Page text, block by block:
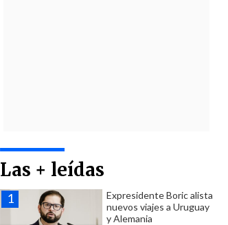
Las + leídas
Expresidente Boric alista
nuevos viajes a Uruguay
y Alemania